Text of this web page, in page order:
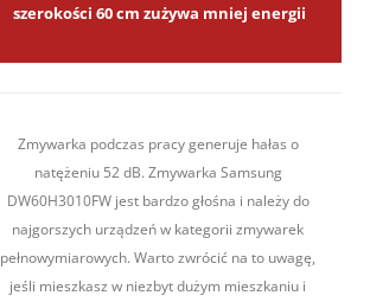
szerokości 60 cm zużywa mniej energii
Zmywarka podczas pracy generuje hałas o
natężeniu 52 dB. Zmywarka Samsung
DW60H3010FW jest bardzo głośna i należy do
najgorszych urządzeń w kategorii zmywarek
pełnowymiarowych. Warto zwrócić na to uwagę,
jeśli mieszkasz w niezbyt dużym mieszkaniu i